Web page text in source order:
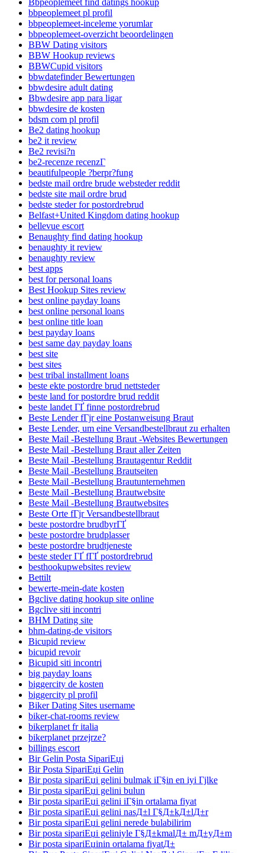
Bbpeoplemeet find datings hookup
bbpeoplemeet pl profil
bbpeoplemeet-inceleme yorumlar
bbpeoplemeet-overzicht beoordelingen
BBW Dating visitors
BBW Hookup reviews
BBWCupid visitors
bbwdatefinder Bewertungen
bbwdesire adult dating
Bbwdesire app para ligar
bbwdesire de kosten
bdsm com pl profil
Be2 dating hookup
be2 it review
Be2 revisi?n
be2-recenze recenzГ­
beautifulpeople ?berpr?fung
bedste mail ordre brude websteder reddit
bedste site mail ordre brud
bedste steder for postordrebrud
Belfast+United Kingdom dating hookup
bellevue escort
Benaughty find dating hookup
benaughty it review
benaughty review
best apps
best for personal loans
Best Hookup Sites review
best online payday loans
best online personal loans
best online title loan
best payday loans
best same day payday loans
best site
best sites
best tribal installment loans
beste ekte postordre brud nettsteder
beste land for postordre brud reddit
beste landet ГҐ finne postordrebrud
Beste Lender fГјr eine Postanweisung Braut
Beste Lender, um eine Versandbestellbraut zu erhalten
Beste Mail -Bestellung Braut -Websites Bewertungen
Beste Mail -Bestellung Braut aller Zeiten
Beste Mail -Bestellung Brautagentur Reddit
Beste Mail -Bestellung Brautseiten
Beste Mail -Bestellung Brautunternehmen
Beste Mail -Bestellung Brautwebsite
Beste Mail -Bestellung Brautwebsites
Beste Orte fГјr Versandbestellbraut
beste postordre brudbyrГҐ
beste postordre brudplasser
beste postordre brudtjeneste
beste steder ГҐ fГҐ postordrebrud
besthookupwebsites review
Bettilt
bewerte-mein-date kosten
Bgclive dating hookup site online
Bgclive siti incontri
BHM Dating site
bhm-dating-de visitors
Bicupid review
bicupid revoir
Bicupid siti incontri
big payday loans
biggercity de kosten
biggercity pl profil
Biker Dating Sites username
biker-chat-rooms review
bikerplanet fr italia
bikerplanet przejrze?
billings escort
Bir Gelin Posta SipariЕџi
Bir Posta SipariЕџi Gelin
Bir posta sipariЕџi gelini bulmak iГ§in en iyi Гјlke
Bir posta sipariЕџi gelini bulun
Bir posta sipariЕџi gelini iГ§in ortalama fiyat
Bir posta sipariЕџi gelini nasД±l Г§Д±kД±lД±r
Bir posta sipariЕџi gelini nerede bulabilirim
Bir posta sipariЕџi geliniyle Г§Д±kmalД± mД±yД±m
Bir posta sipariЕџinin ortalama fiyatД±